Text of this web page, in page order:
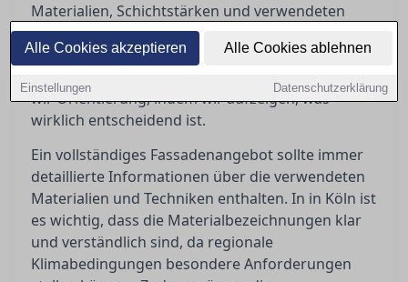
Alle Cookies akzeptieren Alle Cookies ablehnen
Einstellungen Datenschutzerklärung
Materialien, Schichtstärken und verwendeten
Systemen enthalten. Oft fehlt jedoch die
Transparenz, die nötig ist, um eine fundierte
wir Orientierung, indem wir aufzeigen, was
wirklich entscheidend ist.
Ein vollständiges Fassadenangebot sollte immer
detaillierte Informationen über die verwendeten
Materialien und Techniken enthalten. In in Köln ist
es wichtig, dass die Materialbezeichnungen klar
und verständlich sind, da regionale
Klimabedingungen besondere Anforderungen